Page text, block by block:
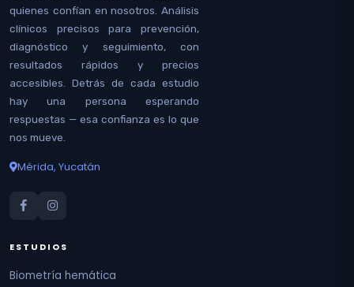
quienes confían en nosotros. Análisis
clínicos precisos para prevención,
diagnóstico y seguimiento, con
resultados rápidos y precios
accesibles. Detrás de cada estudio
hay una persona esperando
respuestas — esa confianza es lo que
nos mueve.
Mérida, Yucatán
ESTUDIOS
Biometría hemática